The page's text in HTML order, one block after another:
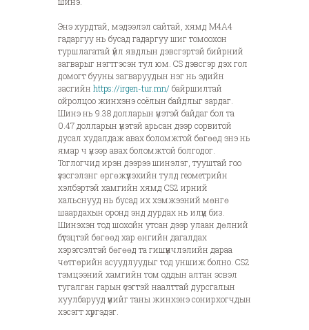
Энэ хурдтай, мэдээлэл сайтай, хямд M4A4
гадаргуу нь бусад гадаргуу шиг томоохон
туршлагатай үйл явдлын дэвсгэртэй бийрний
загварыг нэгтгэсэн тул юм. CS дэвсгэр дэх гол
домогт бууны загваруудын нэг нь эдийн
засгийн https://irgen-tur.mn/ байршилтай
ойролцоо жинхэнэ соёлын байдлыг зардаг.
Шинэ нь 9.38 долларын үнэтэй байдаг бол та
0.47 долларын үнэтэй арьсан дээр сорвитой
дусал худалдаж авах боломжтой бөгөөд энэ нь
ямар ч үнээр авах боломжтой болгодог.
Тоглогчид ирэн дээрээ шинэлэг, тууштай гоо
үзэсгэлэнг өргөжүүлэхийн тулд геометрийн
хэлбэртэй хамгийн хямд CS2 ирний
хальснууд нь бусад их хэмжээний мөнгө
шаардахын оронд энд дурдах нь илүүц биз.
Шинэхэн тод шохойн утсан дээр улаан дөлний
бүтэцтэй бөгөөд хар өнгийн дагалдах
хэрэгсэлтэй бөгөөд та гишүүнчлэлийн дараа
чөтгөрийн асуудлуудыг тод уншиж болно. CS2
тэмцээний хамгийн том оддын алтан эсвэл
тугалган гарын үсэгтэй наалттай дурсгалын
хуулбарууд үүнийг таны жинхэнэ сонирхогчдын
хэсэгт хүргэдэг.